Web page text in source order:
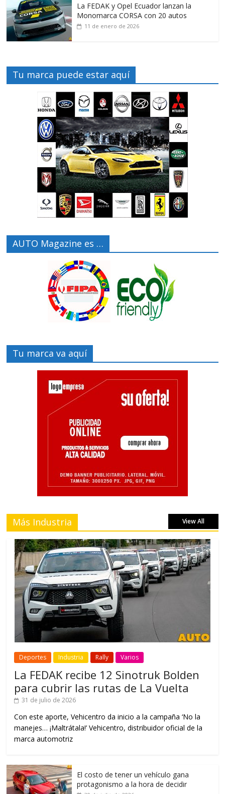
La FEDAK y Opel Ecuador lanzan la
Monomarca CORSA con 20 autos
11 de enero de 2026
Tu marca puede estar aquí
AUTO Magazine es …
Tu marca va aquí
Más Industria View All
Deportes Industria Rally Varios
La FEDAK recibe 12 Sinotruk Bolden
para cubrir las rutas de La Vuelta
31 de julio de 2026
Con este aporte, Vehicentro da inicio a la campaña ‘No la
manejes… ¡Maltrátala!’ Vehicentro, distribuidor oficial de la
marca automotriz
El costo de tener un vehículo gana
protagonismo a la hora de decidir